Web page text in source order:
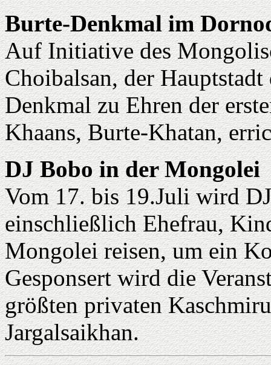
Burte-Denkmal im
Auf Initiative des
Choibalsan, der
Denkmal zu Ehren der
Khaans, Burte-Khatan,
DJ Bobo in der Mongolei
Vom 17. bis 19.Juli wird
einschließlich Ehefrau,
Mongolei reisen, um ein
Gesponsert wird die
größten privaten
Jargalsaikhan.